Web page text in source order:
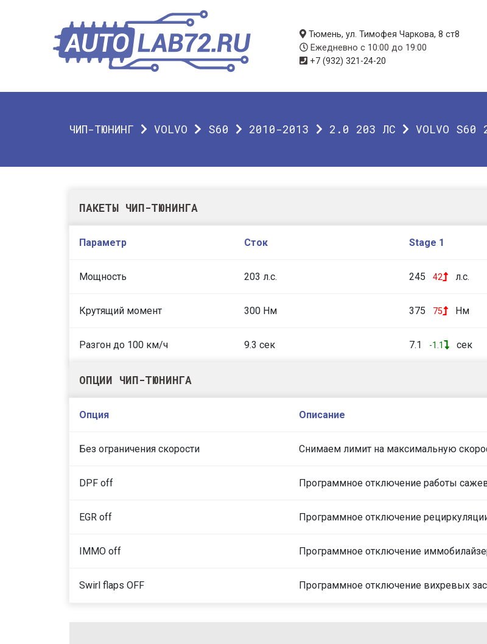
Тюмень, ул. Тимофея Чаркова, 8 ст8
Ежедневно с 10:00 до 19:00
+7 (932) 321-24-20
ЧИП-ТЮНИНГ VOLVO S60 2010-2013 2.0 203 ЛС VOLVO
ПАКЕТЫ ЧИП-ТЮНИНГА
Параметр Сток Stage 1
Мощность 203 л.с. 245 42 л.с.
Крутящий момент 300 Нм 375 75 Нм
Разгон до 100 км/ч 9.3 сек 7.1 -1.1 сек
ОПЦИИ ЧИП-ТЮНИНГА
Опция Описание
Без ограничения скорости Снимаем лимит на максимальную
DPF off Программное отключение работы
EGR off Программное отключение
IMMO off Программное отключение
Swirl flaps OFF Программное отключение вихревых